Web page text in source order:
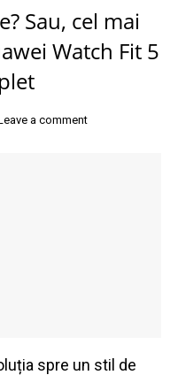
Sau, cel mai
Watch Fit 5
a comment
spre un stil de